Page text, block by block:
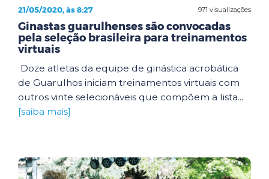
971 visualizações
21/05/2020, às 8:27
Ginastas guarulhenses são convocadas
pela seleção brasileira para treinamentos
virtuais
Doze atletas da equipe de ginástica acrobática
de Guarulhos iniciam treinamentos virtuais com
outros vinte selecionáveis que compõem a lista...
[saiba mais]